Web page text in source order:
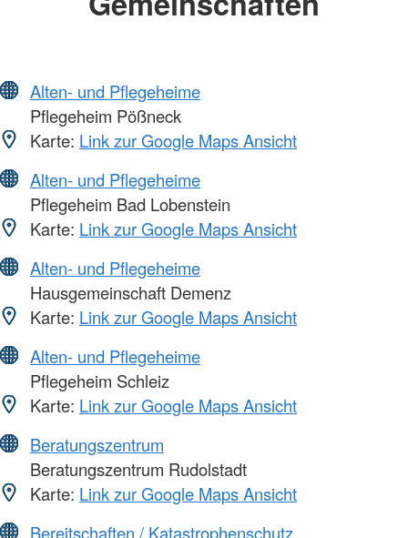
Alten- und Pflegeheime
Pflegeheim Pößneck
Karte: Link zur Google Maps Ansicht
Alten- und Pflegeheime
Pflegeheim Bad Lobenstein
Karte: Link zur Google Maps Ansicht
Alten- und Pflegeheime
Hausgemeinschaft Demenz
Karte: Link zur Google Maps Ansicht
Alten- und Pflegeheime
Pflegeheim Schleiz
Karte: Link zur Google Maps Ansicht
Beratungszentrum
Beratungszentrum Rudolstadt
Karte: Link zur Google Maps Ansicht
Bereitschaften / Katastrophenschutz